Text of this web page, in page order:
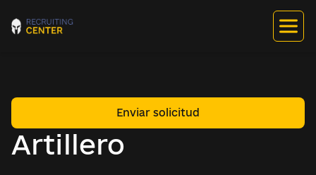
Artillero
Enviar solicitud